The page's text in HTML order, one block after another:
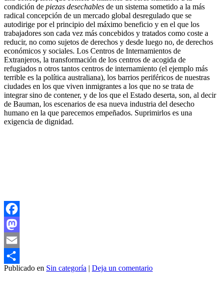
condición de piezas desechables de un sistema sometido a la más
radical concepción de un mercado global desregulado que se
autodirige por el principio del máximo beneficio y en el que los
trabajadores son cada vez más concebidos y tratados como coste a
reducir, no como sujetos de derechos y desde luego no, de derechos
económicos y sociales. Los Centros de Internamientos de
Extranjeros, la transformación de los centros de acogida de
refugiados n otros tantos centros de internamiento (el ejemplo más
terrible es la política australiana), los barrios periféricos de nuestras
ciudades en los que viven inmigrantes a los que no se trata de
integrar sino de contener, y de los que el Estado deserta, son, al decir
de Bauman, los escenarios de esa nueva industria del desecho
humano en la que parecemos empeñados. Suprimirlos es una
exigencia de dignidad.
Facebook
Mastodon
Email
Compartir
Publicado en Sin categoría | Deja un comentario